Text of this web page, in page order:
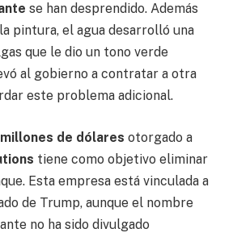
se han desprendido. Además
pintura, el agua desarrolló una
que le dio un tono verde
al gobierno a contratar a otra
este problema adicional.
millones de dólares otorgado a
tiene como objetivo eliminar
Esta empresa está vinculada a
de Trump, aunque el nombre
no ha sido divulgado